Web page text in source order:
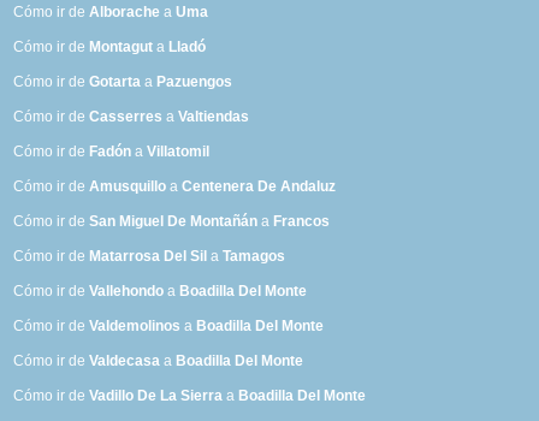
Cómo ir deAlborache aUma
Cómo ir de Montagut a Lladó
Cómo ir deGotarta a Pazuengos
Cómo ir deCasserres aValtiendas
Cómo ir de Fadón aVillatomil
Cómo ir deAmusquillo aCentenera De Andaluz
Cómo ir deSan Miguel De Montañán a Francos
Cómo ir de Matarrosa Del Sil aTamagos
Cómo ir deVallehondo a Boadilla Del Monte
Cómo ir deValdemolinos a Boadilla Del Monte
Cómo ir deValdecasa a Boadilla Del Monte
Cómo ir deVadillo De La Sierra a Boadilla Del Monte